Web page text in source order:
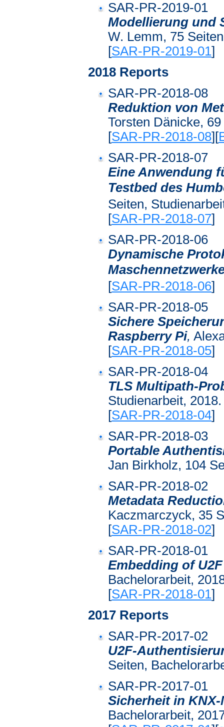
SAR-PR-2019-01
Modellierung und
W. Lemm, 75
[SAR-PR-2019-01]
2018 Reports
SAR-PR-2018-08
Reduktion von
Torsten Dänicke,
[SAR-PR-2018-08][
SAR-PR-2018-07
Eine Anwendung
Testbed des
Seiten,
[SAR-PR-2018-07]
SAR-PR-2018-06
Dynamische
[SAR-PR-2018-06]
SAR-PR-2018-05
Sichere
Raspberry Pi,
[SAR-PR-2018-05]
SAR-PR-2018-04
TLS Multipath-
Studienarbeit, 2018.
[SAR-PR-2018-04]
SAR-PR-2018-03
Portable
Jan Birkholz, 104
SAR-PR-2018-02
Metadata
Kaczmarczyck, 35
[SAR-PR-2018-02]
SAR-PR-2018-01
Embedding of
Bachelorarbeit,
[SAR-PR-2018-01]
2017 Reports
SAR-PR-2017-02
U2F-
Seiten,
SAR-PR-2017-01
Sicherheit in KNX-
Bachelorarbeit,